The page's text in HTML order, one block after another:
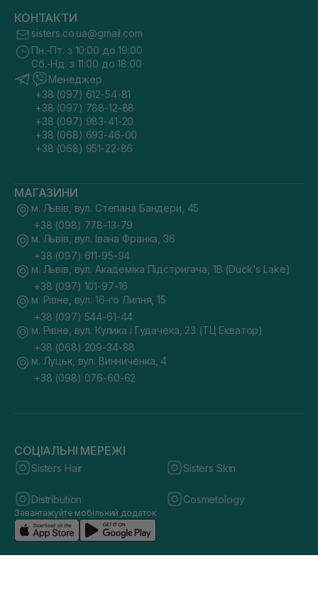
КОНТАКТИ
sisters.co.ua@gmail.com
Пн.-Пт. з 10:00 до 19:00
Сб.-Нд. з 11:00 до 18:00
Менеджер
+38 (097) 612-54-81
+38 (097) 788-12-88
+38 (097) 983-41-20
+38 (068) 693-46-00
+38 (068) 951-22-86
МАГАЗИНИ
м. Львів, вул. Степана Бандери, 45
+38 (098) 778-13-79
м. Львів, вул. Івана Франка, 36
+38 (097) 611-95-94
м. Львів, вул. Академіка Підстригача, 1В (Duck's Lake)
+38 (097) 101-97-16
м. Рівне, вул. 16-го Липня, 15
+38 (097) 544-61-44
м. Рівне, вул. Кулика і Гудачека, 23 (ТЦ Екватор)
+38 (068) 209-34-88
м. Луцьк, вул. Винниченка, 4
+38 (098) 076-60-62
СОЦІАЛЬНІ МЕРЕЖІ
Sisters Hair Sisters Skin
Distribution Cosmetology
Завантажуйте мобільний додаток